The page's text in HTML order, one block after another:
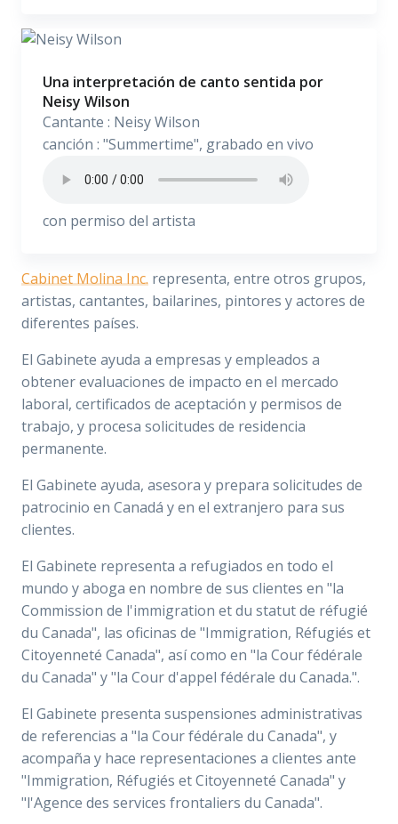
Una interpretación de canto sentida por
Neisy Wilson
Cantante : Neisy Wilson
canción : "Summertime", grabado en vivo
con permiso del artista
Cabinet Molina Inc. representa, entre otros grupos,
artistas, cantantes, bailarines, pintores y actores de
diferentes países.
El Gabinete ayuda a empresas y empleados a
obtener evaluaciones de impacto en el mercado
laboral, certificados de aceptación y permisos de
trabajo, y procesa solicitudes de residencia
permanente.
El Gabinete ayuda, asesora y prepara solicitudes de
patrocinio en Canadá y en el extranjero para sus
clientes.
El Gabinete representa a refugiados en todo el
mundo y aboga en nombre de sus clientes en "la
Commission de l'immigration et du statut de réfugié
du Canada", las oficinas de "Immigration, Réfugiés et
Citoyenneté Canada", así como en "la Cour fédérale
du Canada" y "la Cour d'appel fédérale du Canada.".
El Gabinete presenta suspensiones administrativas
de referencias a "la Cour fédérale du Canada", y
acompaña y hace representaciones a clientes ante
"Immigration, Réfugiés et Citoyenneté Canada" y
"l'Agence des services frontaliers du Canada".